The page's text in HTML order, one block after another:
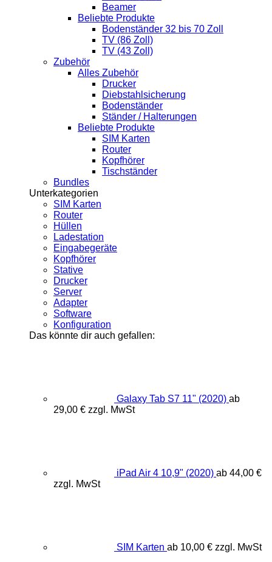
Beamer
Beliebte Produkte
Bodenständer 32 bis 70 Zoll
TV (86 Zoll)
TV (43 Zoll)
Zubehör
Alles Zubehör
Drucker
Diebstahlsicherung
Bodenständer
Ständer / Halterungen
Beliebte Produkte
SIM Karten
Router
Kopfhörer
Tischständer
Bundles
Unterkategorien
SIM Karten
Router
Hüllen
Ladestation
Eingabegeräte
Kopfhörer
Stative
Drucker
Server
Adapter
Software
Konfiguration
Das könnte dir auch gefallen:
Galaxy Tab S7 11" (2020) ab
29,00 € zzgl. MwSt
iPad Air 4 10,9" (2020) ab 44,00 €
zzgl. MwSt
SIM Karten ab 10,00 € zzgl. MwSt